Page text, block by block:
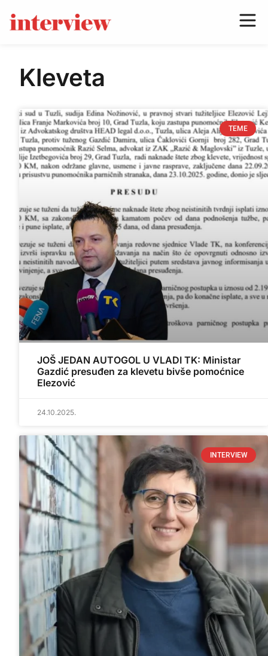
Kleveta
TEME
JOŠ JEDAN AUTOGOL U VLADI TK: Ministar
Gazdić presuđen za klevetu bivše pomoćnice
Elezović
24.10.2025.
INTERVIEW